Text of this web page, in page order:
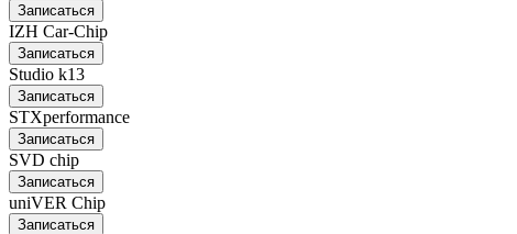
Записаться
IZH Car-Chip
Записаться
Studio k13
Записаться
STXperformance
Записаться
SVD chip
Записаться
uniVER Chip
Записаться